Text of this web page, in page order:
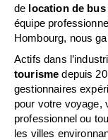
de location de
équipe
Hombourg, nous
Actifs dans
tourisme depuis
gestionnaires
pour votre voyage,
professionnel ou
les villes